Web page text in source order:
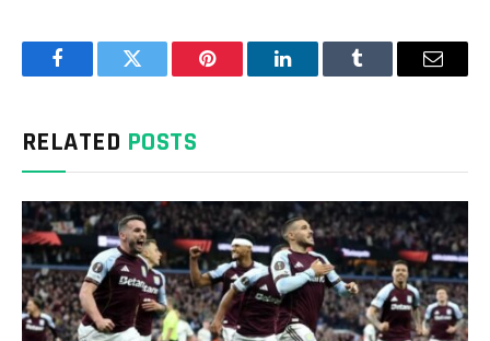
FacebookTwitter Pinterest LinkedInTumblr Email
RELATED POSTS